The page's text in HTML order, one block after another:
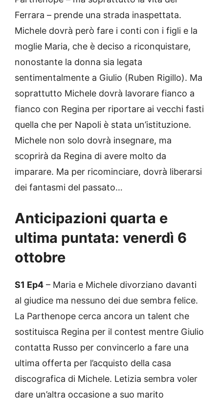
Ferrara – prende una strada inaspettata.
Michele dovrà però fare i conti con i figli e la
moglie Maria, che è deciso a riconquistare,
nonostante la donna sia legata
sentimentalmente a Giulio (Ruben Rigillo). Ma
soprattutto Michele dovrà lavorare fianco a
fianco con Regina per riportare ai vecchi fasti
quella che per Napoli è stata un’istituzione.
Michele non solo dovrà insegnare, ma
scoprirà da Regina di avere molto da
imparare. Ma per ricominciare, dovrà liberarsi
dei fantasmi del passato…
Anticipazioni quarta e
ultima puntata: venerdì 6
ottobre
S1 Ep4 – Maria e Michele divorziano davanti
al giudice ma nessuno dei due sembra felice.
La Parthenope cerca ancora un talent che
sostituisca Regina per il contest mentre Giulio
contatta Russo per convincerlo a fare una
ultima offerta per l’acquisto della casa
discografica di Michele. Letizia sembra voler
dare un’altra occasione a suo marito